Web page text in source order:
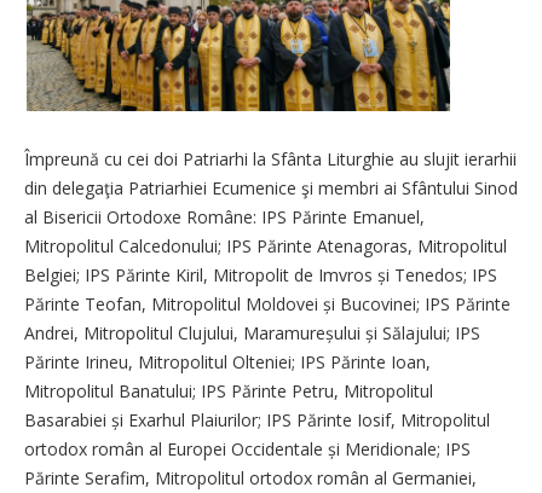
Împreună cu cei doi Patriarhi la Sfânta Liturghie au slujit ierarhii
din delegaţia Patriarhiei Ecumenice şi membri ai Sfântului Sinod
al Bisericii Ortodoxe Române: IPS Părinte Emanuel,
Mitropolitul Calcedonului; IPS Părinte Atenagoras, Mitropolitul
Belgiei; IPS Părinte Kiril, Mitropolit de Imvros și Tenedos; IPS
Părinte Teofan, Mitropolitul Moldovei și Bucovinei; IPS Părinte
Andrei, Mitropolitul Clujului, Maramureșului și Sălajului; IPS
Părinte Irineu, Mitropolitul Olteniei; IPS Părinte Ioan,
Mitropolitul Banatului; IPS Părinte Petru, Mitropolitul
Basarabiei și Exarhul Plaiurilor; IPS Părinte Iosif, Mitropolitul
ortodox român al Europei Occidentale și Meridionale; IPS
Părinte Serafim, Mitropolitul ortodox român al Germaniei,